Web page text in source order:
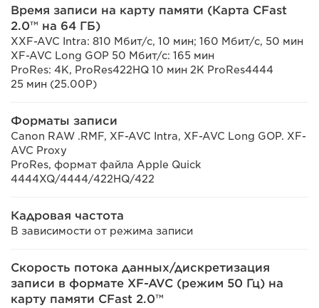
Время записи на карту памяти (Карта CFast
2.0™ на 64 ГБ)
XXF-AVC Intra: 810 Мбит/с, 10 мин; 160 Мбит/с, 50 мин
XF-AVC Long GOP 50 Мбит/с: 165 мин
ProRes: 4K, ProRes422HQ 10 мин 2K ProRes4444
25 мин (25.00P)
Форматы записи
Canon RAW .RMF, XF-AVC Intra, XF-AVC Long GOP. XF-
AVC Proxy
ProRes, формат файла Apple Quick
4444XQ/4444/422HQ/422
Кадровая частота
В зависимости от режима записи
Скорость потока данных/дискретизация
записи в формате XF-AVC (режим 50 Гц) на
карту памяти CFast 2.0™